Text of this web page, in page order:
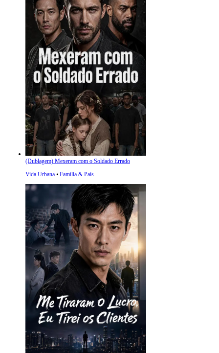
(Dublagem) Mexeram com o Soldado Errado
Vida Urbana ⦁ Família & País